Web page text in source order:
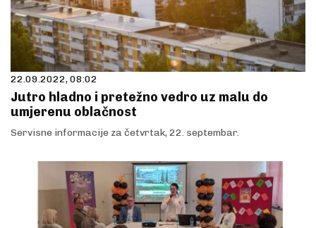
22.09.2022, 08:02
Jutro hladno i pretežno vedro uz malu do
umjerenu oblačnost
Servisne informacije za četvrtak, 22. septembar.